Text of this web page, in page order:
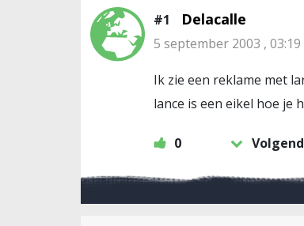
#1 Delacalle
5 september 2003 , 03:19
Ik zie een reklame met
lance is een eikel hoe je
0